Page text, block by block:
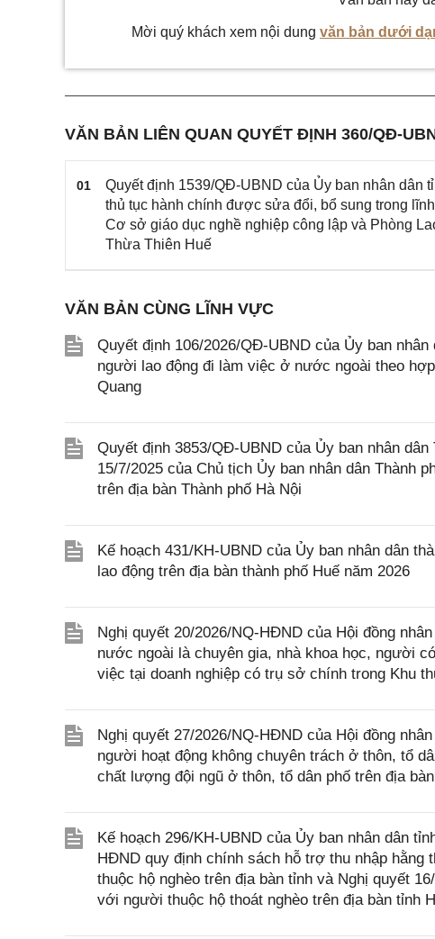
Mời quý khách xem nội dung văn bản dưới
VĂN BẢN LIÊN QUAN QUYẾT ĐỊNH 360/QĐ-
01
Quyết định 1539/QĐ-UBND của Ủy ban nhân dân
thủ tục hành chính được sửa đổi, bổ sung trong
Cơ sở giáo dục nghề nghiệp công lập và Phòng
Thừa Thiên Huế
VĂN BẢN CÙNG LĨNH VỰC
Quyết định 106/2026/QĐ-UBND của Ủy ban
người lao động đi làm việc ở nước ngoài theo
Quang
Quyết định 3853/QĐ-UBND của Ủy ban nhân
15/7/2025 của Chủ tịch Ủy ban nhân dân Thành
trên địa bàn Thành phố Hà Nội
Kế hoạch 431/KH-UBND của Ủy ban nhân dân
lao động trên địa bàn thành phố Huế năm 2026
Nghị quyết 20/2026/NQ-HĐND của Hội đồng
nước ngoài là chuyên gia, nhà khoa học, người
việc tại doanh nghiệp có trụ sở chính trong Khu
Nghị quyết 27/2026/NQ-HĐND của Hội đồng
người hoạt động không chuyên trách ở thôn, tổ
chất lượng đội ngũ ở thôn, tổ dân phố trên địa
Kế hoạch 296/KH-UBND của Ủy ban nhân dân
HĐND quy định chính sách hỗ trợ thu nhập hằng
thuộc hộ nghèo trên địa bàn tỉnh và Nghị quyết
với người thuộc hộ thoát nghèo trên địa bàn tỉnh